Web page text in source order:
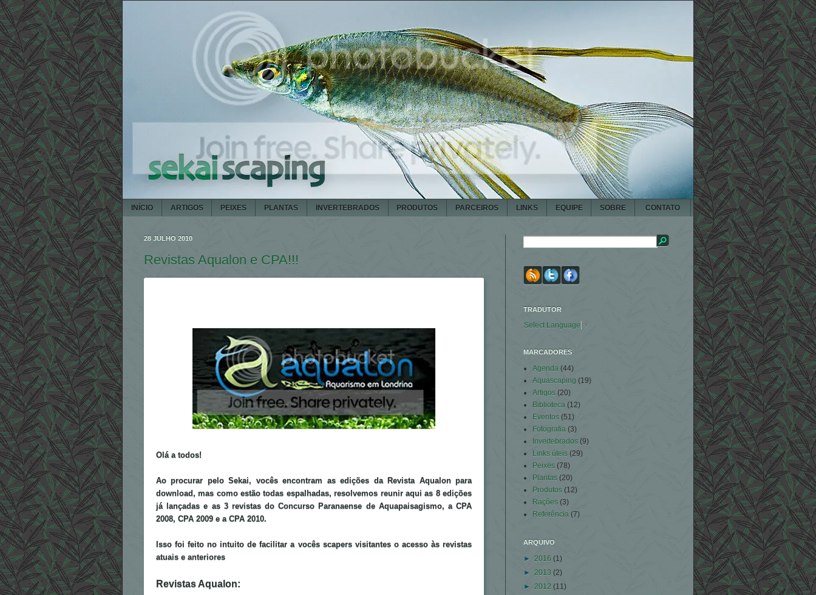
INÍCIO ARTIGOS PEIXES PLANTAS INVERTEBRADOS PRODUTOS PARCEIROS LINKS EQUIPE SOBRE CONTATO
28 JULHO 2010
Revistas Aqualon e CPA!!!
Olá a todos!
Ao procurar pelo Sekai, vocês encontram as edições da Revista Aqualon para
download, mas como estão todas espalhadas, resolvemos reunir aqui as 8edições
já lançadas e as 3 revistas do Concurso Paranaense de Aquapaisagismo, a CPA
2008, CPA 2009 e a CPA 2010.
Isso foi feito no intuito de facilitar a vocês scapers visitantes o acesso às revistas
atuais e anteriores
Revistas Aqualon:
TRADUTOR
Select Language ▼
MARCADORES
Agenda (44)
Aquascaping (19)
Artigos (20)
Biblioteca (12)
Eventos (51)
Fotografia (3)
Invertebrados (9)
Links úteis (29)
Peixes (78)
Plantas (20)
Produtos (12)
Rações (3)
Referência (7)
ARQUIVO
► 2016 (1)
► 2013 (2)
► 2012 (11)